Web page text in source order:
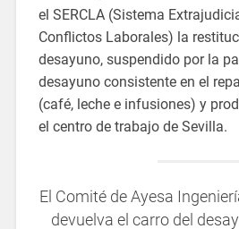
el SERCLA (Sistema
Conflictos Laborales) la
desayuno, suspendido por la
desayuno consistente en el
(café, leche e infusiones) y
el centro de trabajo de Sevilla.
El Comité de Ayesa
devuelva el carro del